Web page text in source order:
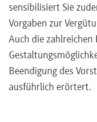
sensibilisiert Sie
Vorgaben zur
Auch die zahlreichen
Beendigung des
ausführlich erörtert.